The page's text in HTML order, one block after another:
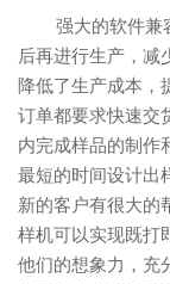
强大的软件兼容
后再进行生产，减
降低了生产成本，
订单都要求快速交
内完成样品的制作
最短的时间设计出
新的客户有很大的
样机可以实现既打
他们的想象力，充